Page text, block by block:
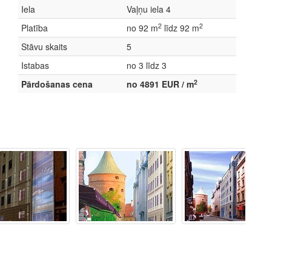
Iela
Vaļņu iela 4
Platība
no 92 m2 līdz 92 m2
Stāvu skaits
5
Istabas
no 3 līdz 3
Pārdošanas cena
no 4891 EUR / m2